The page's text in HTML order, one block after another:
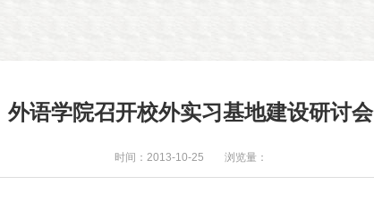
外语学院召开校外实习基地建设研讨会
时间：2013-10-25 浏览量：